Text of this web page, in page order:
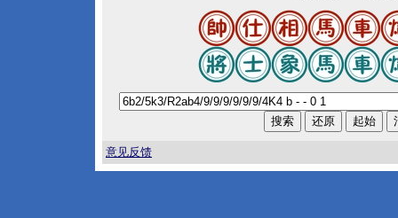
意见反馈